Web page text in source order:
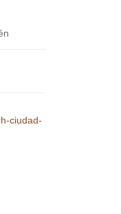
ciudad-